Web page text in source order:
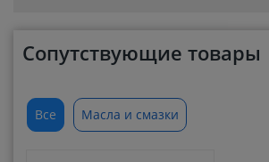
Сопутствующие товары
Все Масла и смазки